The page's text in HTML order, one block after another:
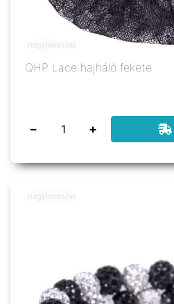
QHP Lace hajháló fekete
− +